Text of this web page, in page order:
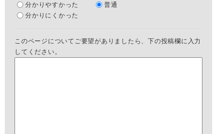
分かりやすかった
普通
分かりにくかった
このページについてご要望がありましたら、下の投稿欄に入力
してください。